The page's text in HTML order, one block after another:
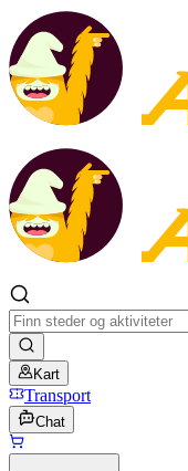
Kart
Transport
Chat